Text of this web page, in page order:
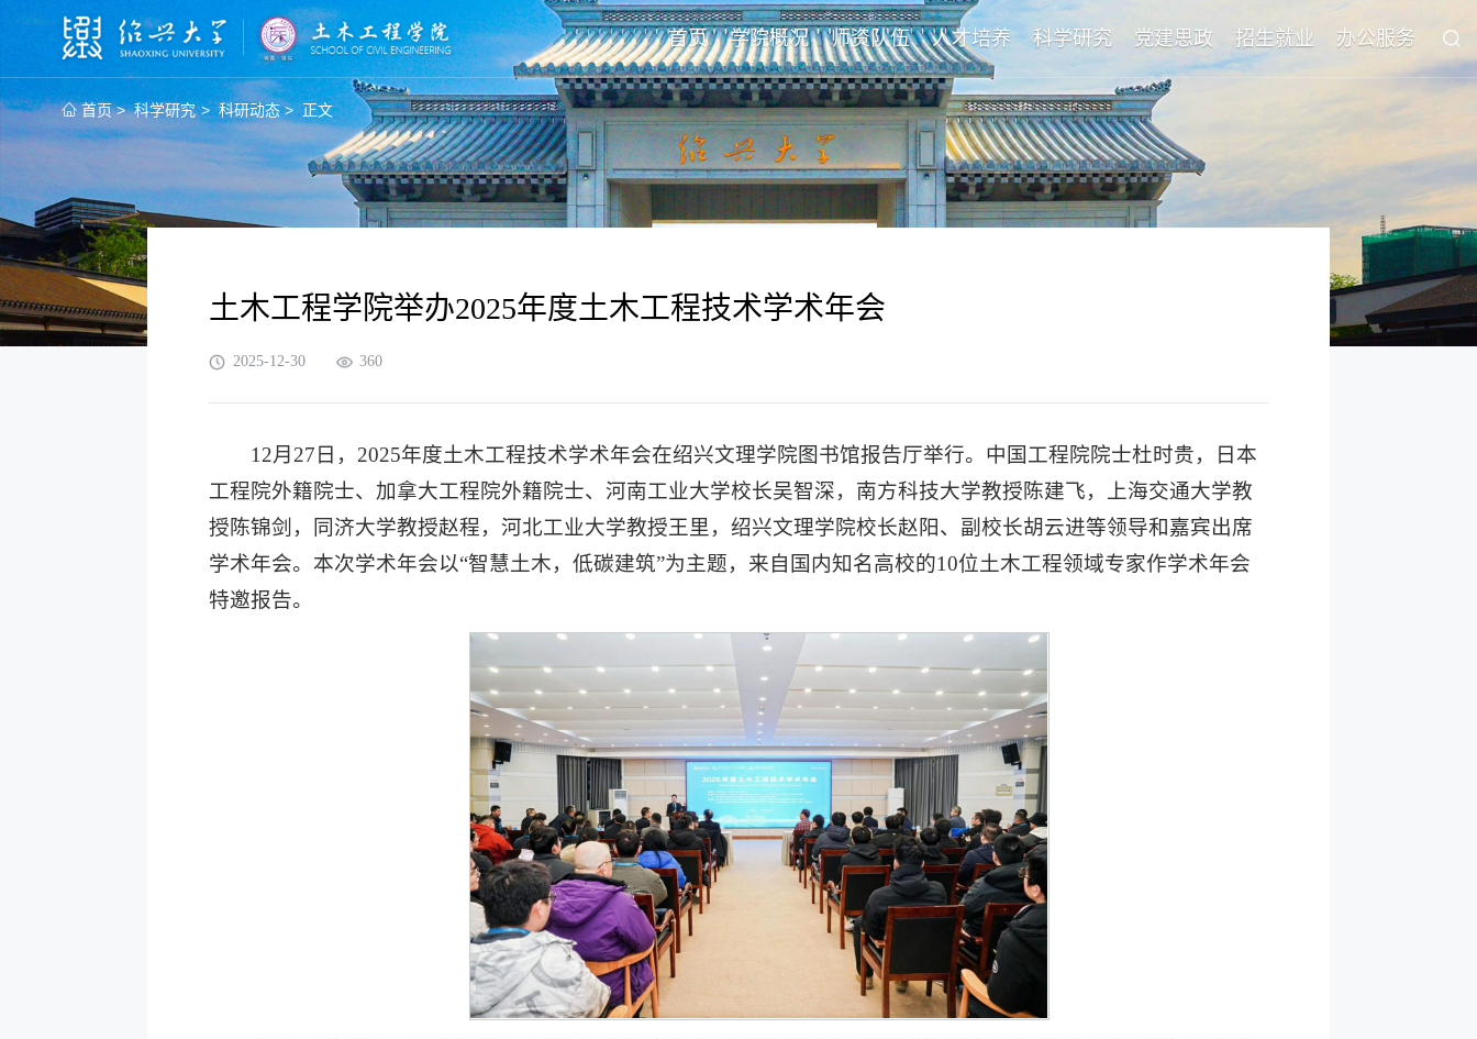
首页 学院概况 师资队伍 人才培养 科学研究 党建思政 招生就业 办公服务
首页 > 科学研究 > 科研动态 > 正文
土木工程学院举办2025年度土木工程技术学术年会
2025-12-30 360
12月27日，2025年度土木工程技术学术年会在绍兴文理学院图书馆报告厅举行。中国工程院院士杜时贵，日本
工程院外籍院士、加拿大工程院外籍院士、河南工业大学校长吴智深，南方科技大学教授陈建飞，上海交通大学教
授陈锦剑，同济大学教授赵程，河北工业大学教授王里，绍兴文理学院校长赵阳、副校长胡云进等领导和嘉宾出席
学术年会。本次学术年会以“智慧土木，低碳建筑”为主题，来自国内知名高校的10位土木工程领域专家作学术年会
特邀报告。